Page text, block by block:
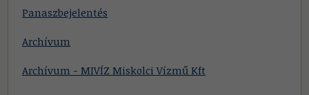
Panaszbejelentés
Archívum
Archívum - MIVÍZ Miskolci Vízmű Kft